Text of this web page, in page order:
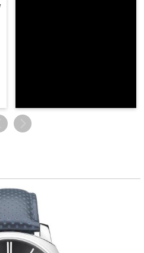
i majestatyczność. Miejsce, w
sięgać gwiazd. Druga to
cech sprawiających, że jest
dążyć do sukcesów,